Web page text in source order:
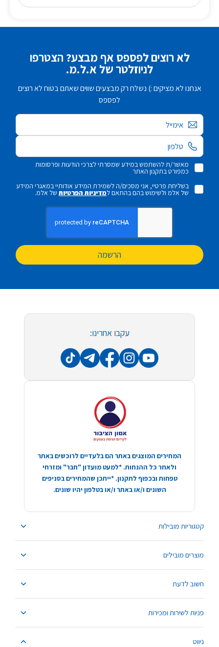
לא רוצים לפספס אף מבצע? הצטרפו
לניוזלטר של א.ל.מ.
אנחנו לא מציקים :) נשלח רק מבצעים שווים שאתם בטוח לא רוצים
לפספס
אימייל
מאשר/ת להשתמש במידע שמסרתי לצרכי הודעות ופרסומות
כמפורט בתקנון האתר
בשליחת פרטיי, אני מסכים/ה לשמירת המידע אודותיי במאגרי המידע
של אלמ ולשימוש בהם בהתאם למדיניות הפרטיותשל אלמ.
הרשמה
קטגוריות מובילות
מוצרים מובילים
חשוב לדעת
פניות לשירות ומכירות
ניווט
עקבו אחרינו:
המחירים המוצגים באתר הם בלעדיים לרוכשים באתר
ולאחר כל ההנחות. *למעט מועדון "חבר" ומזרחי
טפחות ובכפוף לתקנון. *ייתכן שהמחירים בסניפים
השונים ו/או באתר ו/או בטלפון יהיו שונים.